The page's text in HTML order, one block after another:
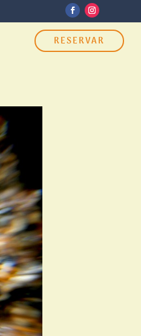
RESERVAR